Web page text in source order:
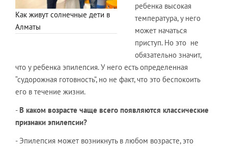
Как живут солнечные дети в
Алматы
ребенка высокая
температура, у него
может начаться
приступ. Но это не
обязательно значит,
что у ребенка эпилепсия. У него есть определенная
“судорожная готовность”, но не факт, что это беспокоить
его в течение жизни.
- В каком возрасте чаще всего появляются классические
признаки эпилепсии?
- Эпилепсия может возникнуть в любом возрасте, это